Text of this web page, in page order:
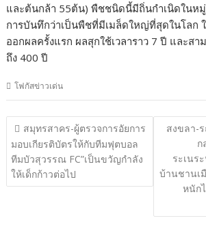
และต้นกล้า 55ต้น) พืชชนิดนี้มีถิ่นกำเนิดในหมู่
การบันทึกว่าเป็นพืชที่มีเมล็ดใหญ่ที่สุดในโลก
ออกผลครั้งแรก ผลสุกใช้เวลาราว 7 ปี และส
ถึง 400 ปี
โฟกัสข่าวเด่น
แนะแนว
เรื่อง
สมุทรสาคร-ผู้ตรวจการอัยการ
มอบเกียรติบัตรให้กับทีมฟุตบอล
ทีมบัวสุวรรณ FC”เป็นขวัญกำลัง
ให้เด็กก้าวต่อไป
สงขลา-
ก
ระเนร
บ้านชานเ
หนัก